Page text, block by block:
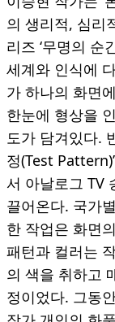
의 생리적, 심리
리즈 ‘무명의 순
세계와 인식에
가 하나의 화면
한눈에 형상을
도가 담겨있다.
정(Test
서 아날로그 TV
끌어온다. 국가
한 작업은 화면
패턴과 컬러는
의 색을 취하고
정이었다. 그동